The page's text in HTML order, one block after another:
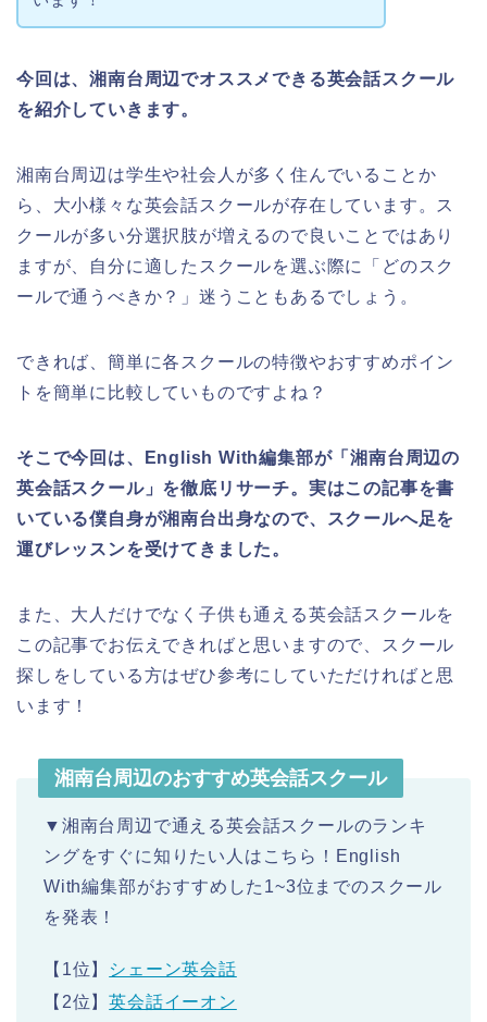
今回は、湘南台周辺でオススメできる英会話スクール
を紹介していきます。
湘南台周辺は学生や社会人が多く住んでいることか
ら、大小様々な英会話スクールが存在しています。ス
クールが多い分選択肢が増えるので良いことではあり
ますが、自分に適したスクールを選ぶ際に「どのスク
ールで通うべきか？」迷うこともあるでしょう。
できれば、簡単に各スクールの特徴やおすすめポイン
トを簡単に比較していものですよね？
そこで今回は、English With編集部が「湘南台周辺の
英会話スクール」を徹底リサーチ。実はこの記事を書
いている僕自身が湘南台出身なので、スクールへ足を
運びレッスンを受けてきました。
また、大人だけでなく子供も通える英会話スクールを
この記事でお伝えできればと思いますので、スクール
探しをしている方はぜひ参考にしていただければと思
います！
湘南台周辺のおすすめ英会話スクール
▼湘南台周辺で通える英会話スクールのランキ
ングをすぐに知りたい人はこちら！English
With編集部がおすすめした1~3位までのスクール
を発表！
【1位】
シェーン英会話
【2位】英会話イーオン